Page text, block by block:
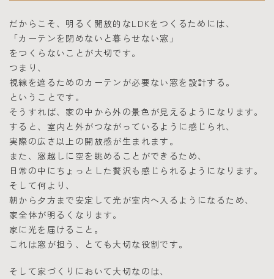
だからこそ、明るく開放的なLDKをつくるためには、
「カーテンを閉めないと暮らせない窓」
をつくらないことが大切です。
つまり、
視線を遮るためのカーテンが必要ない窓を設計する。
ということです。
そうすれば、家の中から外の景色が見えるようになります。
すると、室内と外がつながっているように感じられ、
実際の広さ以上の開放感が生まれます。
また、窓越しに空を眺めることができるため、
日常の中にちょっとした贅沢も感じられるようになります。
そして何より、
朝から夕方まで安定して光が室内へ入るようになるため、
家全体が明るくなります。
家に光を届けること。
これは窓が担う、とても大切な役割です。
そして家づくりにおいて大切なのは、